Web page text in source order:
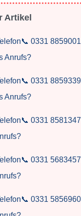
Artikel
0331
Anrufs?
0331
Anrufs?
0331
0331
0331